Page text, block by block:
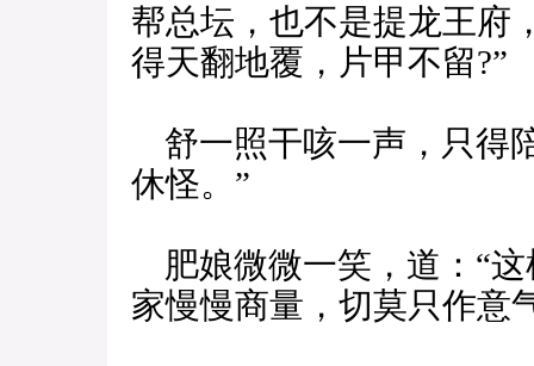
帮总坛，也不是提龙王府
得天翻地覆，片甲不留?”
舒一照干咳一声，只得
休怪。”
肥娘微微一笑，道：“
家慢慢商量，切莫只作意